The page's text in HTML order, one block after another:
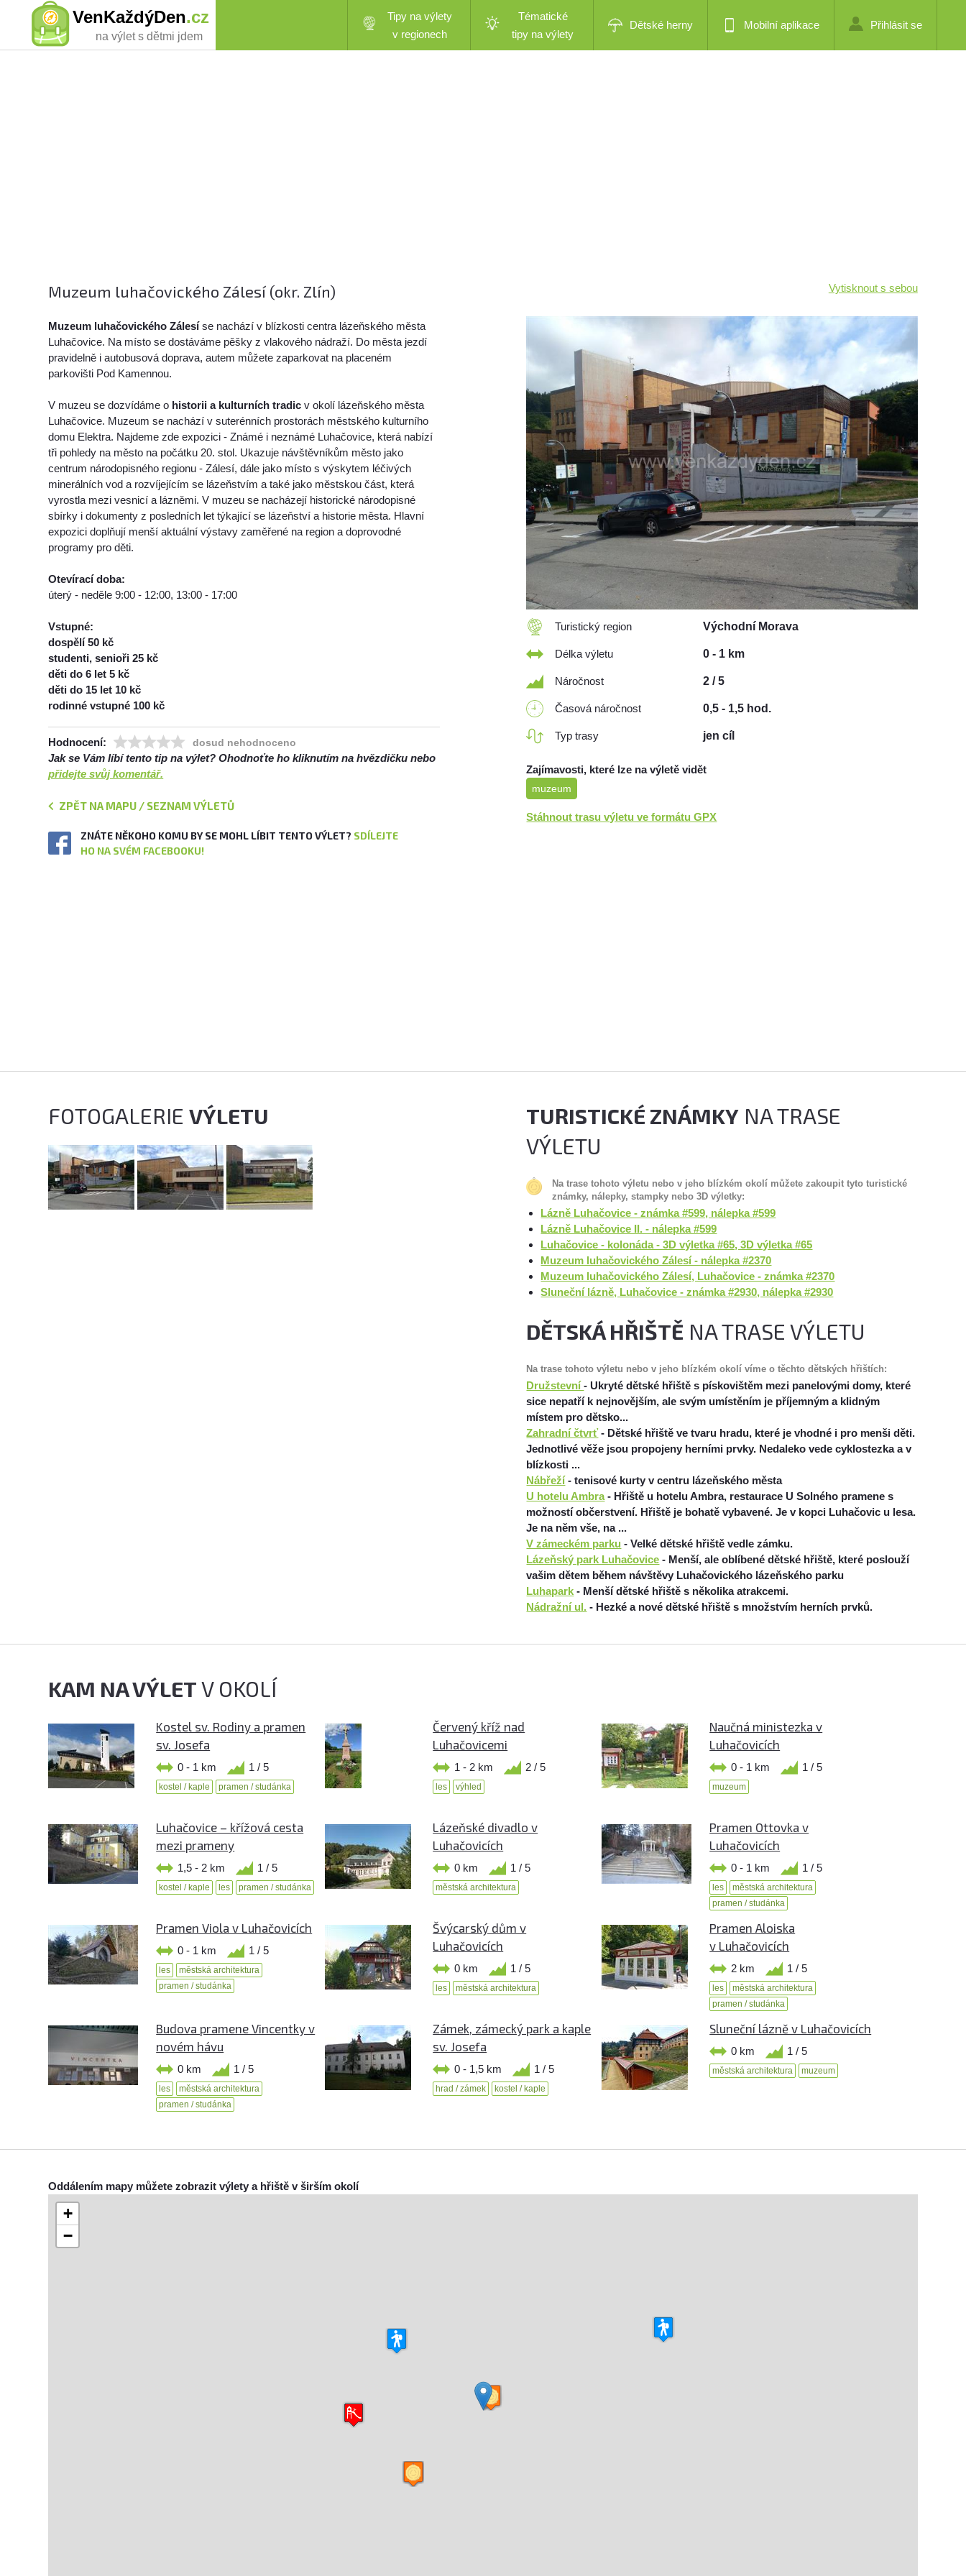
VenKaždýDen.cz
na výlet s dětmi jdem
Tipy na výlety
v regionech
Tématické
tipy na výlety
Dětské herny Mobilní aplikace Přihlásit se
Muzeum luhačovického Zálesí (okr. Zlín) Vytisknout s sebou
Muzeum luhačovického Zálesíse nachází v blízkosti centra lázeňského města
Luhačovice. Na místo se dostáváme pěšky z vlakového nádraží. Do města jezdí
pravidelně i autobusová doprava, autem můžete zaparkovat na placeném
parkovišti Pod Kamennou.
V muzeu se dozvídáme o historii a kulturních tradic v okolí lázeňského města
Luhačovice. Muzeum se nachází v suterénních prostorách městského kulturního
domu Elektra. Najdeme zde expozici - Známé i neznámé Luhačovice, která nabízí
tři pohledy na město na počátku 20. stol. Ukazuje návštěvníkům město jako
centrum národopisného regionu - Zálesí, dále jako místo s výskytem léčivých
minerálních vod a rozvíjejícím se lázeňstvím a také jako městskou část, která
vyrostla mezi vesnicí a lázněmi. V muzeu se nacházejí historické národopisné
sbírky i dokumenty z posledních let týkající se lázeňství a historie města. Hlavní
expozici doplňují menší aktuální výstavy zaměřené na region a doprovodné
programy pro děti.
Otevírací doba:
úterý - neděle 9:00 - 12:00, 13:00 - 17:00
Vstupné:
dospělí 50 kč
studenti, senioři 25 kč
děti do 6 let 5 kč
děti do 15 let 10 kč
rodinné vstupné 100 kč
Hodnocení: dosud nehodnoceno
Jak se Vám líbí tento tip na výlet? Ohodnoťte ho kliknutím na hvězdičku nebo
přidejte svůj komentář.
ZPĚT NA MAPU / SEZNAM VÝLETŮ
ZNÁTE NĚKOHO KOMU BY SE MOHL LÍBIT TENTO VÝLET? SDÍLEJTE
HO NA SVÉM FACEBOOKU!
Turistický region Východní Morava
Délka výletu 0 - 1 km
Náročnost 2 / 5
Časová náročnost 0,5 - 1,5 hod.
Typ trasy jen cíl
Zajímavosti, které lze na výletě vidět
muzeum
Stáhnout trasu výletu ve formátu GPX
FOTOGALERIEVÝLETU TURISTICKÉ ZNÁMKY NA TRASE
VÝLETU
Na trase tohoto výletu nebo v jeho blízkém okolí můžete zakoupit tytoturistické
známky, nálepky, stampky nebo 3D výletky:
Lázně Luhačovice - známka #599, nálepka #599
Lázně Luhačovice II. - nálepka #599
Luhačovice - kolonáda - 3D výletka #65, 3D výletka #65
Muzeum luhačovického Zálesí - nálepka #2370
Muzeum luhačovického Zálesí, Luhačovice - známka #2370
Sluneční lázně, Luhačovice - známka #2930, nálepka #2930
DĚTSKÁ HŘIŠTĚ NA TRASE VÝLETU
Na trase tohoto výletu nebo v jeho blízkém okolí víme o těchtodětských hřištích:
Družstevní- Ukryté dětské hřiště s pískovištěm mezi panelovými domy, které
sice nepatří k nejnovějším, ale svým umístěním je příjemným a klidným
místem pro dětsko...
Zahradní čtvrť- Dětské hřiště ve tvaru hradu, které je vhodné i pro menši děti.
Jednotlivé věže jsou propojeny herními prvky. Nedaleko vede cyklostezka a v
blízkosti ...
Nábřeží- tenisové kurty v centru lázeňského města
U hotelu Ambra- Hřiště u hotelu Ambra, restaurace U Solného pramene s
možností občerstvení. Hřiště je bohatě vybavené. Je v kopci Luhačovic u lesa.
Je na něm vše, na ...
V zámeckém parku - Velké dětské hřiště vedle zámku.
Lázeňský park Luhačovice - Menší, ale oblíbené dětské hřiště, které poslouží
vašim dětem během návštěvy Luhačovického lázeňského parku
Luhapark - Menší dětské hřiště s několika atrakcemi.
Nádražní ul. - Hezké a nové dětské hřiště s množstvím herních prvků.
KAM NA VÝLETV OKOLÍ
Kostel sv. Rodiny a pramen
sv. Josefa
0 - 1 km 1 / 5
kostel / kaple pramen / studánka
Červený kříž nad
Luhačovicemi
1 - 2 km 2 / 5
les výhled
Naučná ministezka v
Luhačovicích
0 - 1 km 1 / 5
muzeum
Luhačovice – křížová cesta
mezi prameny
1,5 - 2 km 1 / 5
kostel / kaple les pramen / studánka
Lázeňské divadlo v
Luhačovicích
0 km 1 / 5
městská architektura
Pramen Ottovka v
Luhačovicích
0 - 1 km 1 / 5
les
městská architektura
pramen / studánka
Pramen Viola v Luhačovicích
0 - 1 km 1 / 5
les
městská architektura
pramen / studánka
Švýcarský dům v
Luhačovicích
0 km 1 / 5
les městská architektura
Pramen Aloiska
v Luhačovicích
2 km 1 / 5
les
městská architektura
pramen / studánka
Budova pramene Vincentky v
novém hávu
0 km 1 / 5
les
městská architektura
pramen / studánka
Zámek, zámecký park a kaple
sv. Josefa
0 - 1,5 km 1 / 5
hrad / zámek kostel / kaple
Sluneční lázně v Luhačovicích
0 km 1 / 5
městská architektura muzeum
Oddálením mapy můžete zobrazit výlety a hřiště v širším okolí
+
−